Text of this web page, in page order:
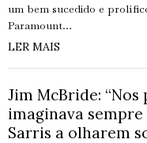
um bem sucedido e
Paramount…
LER MAIS
Jim McBride:
imaginava
Sarris a olharem